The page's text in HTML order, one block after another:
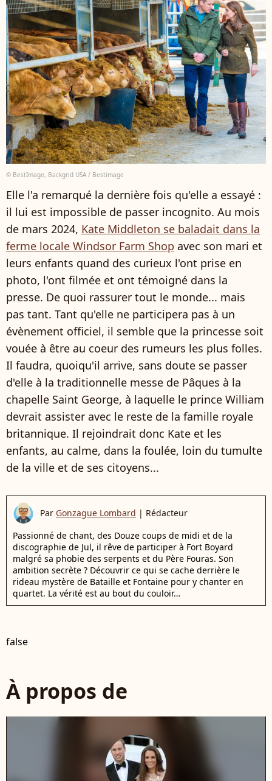
© BestImage, Backgrid USA / Bestimage
Elle l'a remarqué la dernière fois qu'elle a essayé :
il lui est impossible de passer incognito. Au mois
de mars 2024, Kate Middleton se baladait dans la
ferme locale Windsor Farm Shop avec son mari et
leurs enfants quand des curieux l'ont prise en
photo, l'ont filmée et ont témoigné dans la
presse. De quoi rassurer tout le monde... mais
pas tant. Tant qu'elle ne participera pas à un
évènement officiel, il semble que la princesse soit
vouée à être au coeur des rumeurs les plus folles.
Il faudra, quoiqu'il arrive, sans doute se passer
d'elle à la traditionnelle messe de Pâques à la
chapelle Saint George, à laquelle le prince William
devrait assister avec le reste de la famille royale
britannique. Il rejoindrait donc Kate et les
enfants, au calme, dans la foulée, loin du tumulte
de la ville et de ses citoyens...
Par Gonzague Lombard | Rédacteur
Passionné de chant, des Douze coups de midi et de la
discographie de Jul, il rêve de participer à Fort Boyard
malgré sa phobie des serpents et du Père Fouras. Son
ambition secrète ? Découvrir ce qui se cache derrière le
rideau mystère de Bataille et Fontaine pour y chanter en
quartet. La vérité est au bout du couloir…
false
À propos de